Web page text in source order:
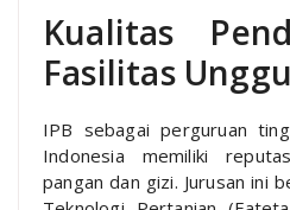
Kualitas
Fasilitas
IPB sebagai perguruan
Indonesia memiliki
pangan dan gizi. Jurusan ini